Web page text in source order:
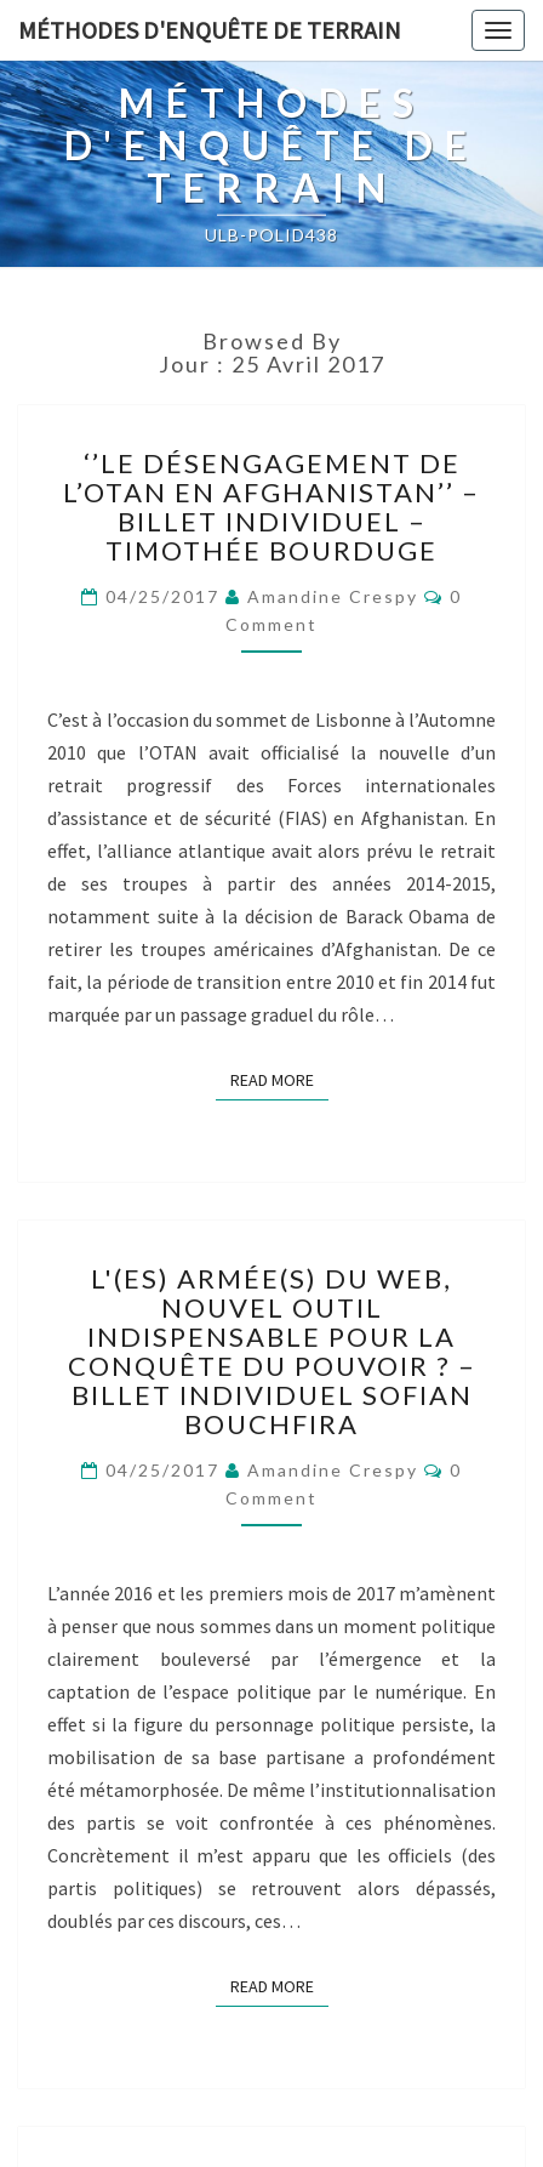
MÉTHODES D'ENQUÊTE DE TERRAIN
MÉTHODES
D'ENQUÊTE DE
TERRAIN
ULB-POLID438
Browsed By
Jour : 25 Avril 2017
DÉSENGAGEMENT
DE
L’OTAN
EN
–
BILLET
INDIVIDUEL
BOURDUGE
‘’LE DÉSENGAGEMENT DE
L’OTAN EN AFGHANISTAN’’ –
BILLET INDIVIDUEL –
TIMOTHÉE BOURDUGE
04/25/2017 Amandine Crespy
0
Comment
C’est à l’occasion du sommet de Lisbonne à l’Automne
2010 que l’OTAN avait officialisé la nouvelle d’un
retrait progressif des Forces internationales
d’assistance et de sécurité (FIAS) en Afghanistan. En
effet, l’alliance atlantique avait alors prévu le retrait
de ses troupes à partir des années 2014-2015,
notamment suite à la décision de Barack Obama de
retirer les troupes américaines d’Afghanistan. De ce
fait, la période de transition entre 2010 et fin 2014 fut
marquée par un passage graduel du rôle…
READ MOREREAD MORE
ARMÉE(S)
DU
WEB,
NOUVEL
OUTIL
INDISPENSABLE
POUR
LA
CONQUÊTE
DU
–
BILLET
INDIVIDUEL
SOFIAN
BOUCHFIRA
L'(ES) ARMÉE(S) DU WEB,
NOUVEL OUTIL
INDISPENSABLE POUR LA
CONQUÊTE DU POUVOIR ? –
BILLET INDIVIDUEL SOFIAN
BOUCHFIRA
04/25/2017 Amandine Crespy
0
Comment
L’année 2016 et les premiers mois de 2017 m’amènent
à penser que nous sommes dans un moment politique
clairement bouleversé par l’émergence et la
captation de l’espace politique par le numérique. En
effet si la figure du personnage politique persiste, la
mobilisation de sa base partisane a profondément
été métamorphosée. De même l’institutionnalisation
des partis se voit confrontée à ces phénomènes.
Concrètement il m’est apparu que les officiels (des
partis politiques) se retrouvent alors dépassés,
doublés par ces discours, ces…
READ MOREREAD MORE